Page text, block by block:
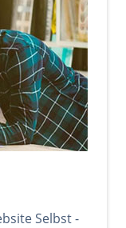
Selbst -